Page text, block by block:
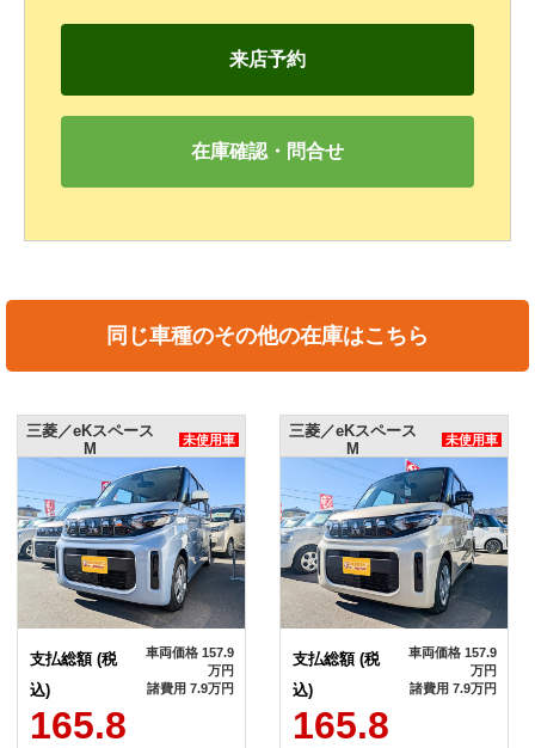
来店予約
在庫確認・問合せ
同じ車種のその他の在庫はこちら
eKスペース
未使用車
額 (税
車両価格 157.9
諸費用 7.9万円
三菱／eKスペース
未使用車
支払総額 (税
込)
165.8
車両価格 157.9
諸費用 7.9万円
三菱
支払
込)